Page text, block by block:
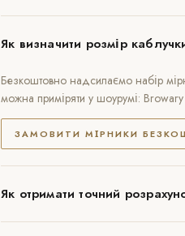
Як визначити розмір
Безкоштовно надсилаємо набір
можна приміряти у шоурумі:
ЗАМОВИТИ МІРНИКИ
Як отримати точний